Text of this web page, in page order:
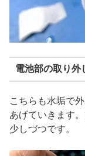
電池部の取り外
こちらも水垢で
あげていきます
少しづつです。